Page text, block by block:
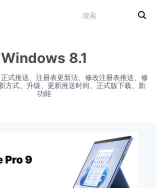
Windows 8.1
式推送、注册表更新法、修改注册表推送、修
方式、升级、更新推送时间、正式版下载、新
功能